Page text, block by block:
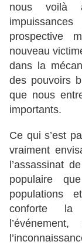
nous voilà
prospective
nouveau
dans la
des pouvoirs
que nous
importants.
Ce qui s’est
vraiment
l’assassinat
populaire
populations
conforte la